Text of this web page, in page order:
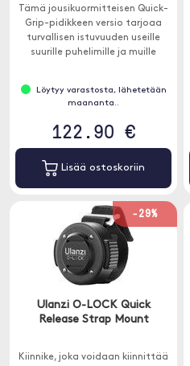
Tämä jousikuormitteisen Quick-
Grip-pidikkeen versio tarjoaa
turvallisen istuvuuden useille
suurille puhelimille ja muille
Löytyy varastosta, lähetetään
maananta..
122.90 €
Lisää ostoskoriin
-29%
Ulanzi O-LOCK Quick
Release Strap Mount
Kiinnike, joka voidaan kiinnittää